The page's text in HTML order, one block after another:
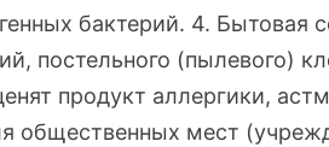
бактерий. 4. Бытовая
постельного (пылевого)
продукт аллергики,
общественных мест